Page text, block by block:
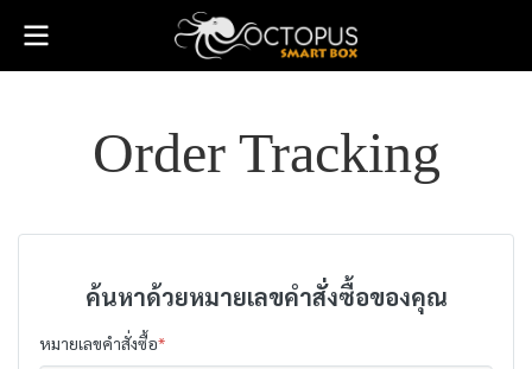
Order Tracking
ค้นหาด้วยหมายเลขคำสั่งซื้อของคุณ
หมายเลขคำสั่งซื้อ*